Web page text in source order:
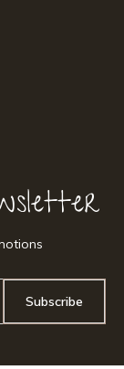
Subscribe